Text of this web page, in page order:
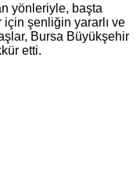
yönleriyle, başta
için şenliğin yararlı ve
Bursa Büyükşehir
etti.